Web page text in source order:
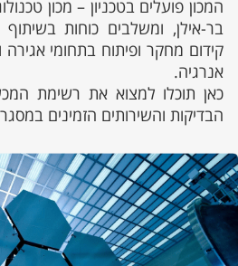
המכון פועלים בטכניון – מכון
בר-אילן, ומשלבים כוחות
קידום מחקר ופיתוח בתחומי
אנרגיה.
כאן תוכלו למצוא את רשימת
הבדיקות והשירותים הזמינים